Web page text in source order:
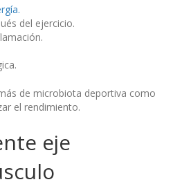
del ejercicio.
de microbiota deportiva como
el rendimiento.
eje